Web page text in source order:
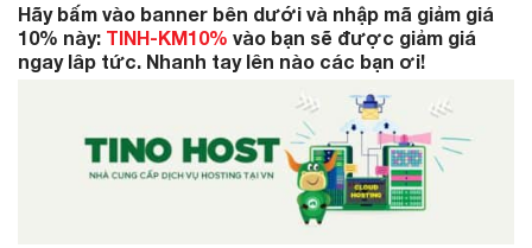
Hãy bấm vào banner bên dưới và nhập mã giảm giá
10% này: TINH-KM10% vào bạn sẽ được giảm giá
ngay lâp tức. Nhanh tay lên nào các bạn ơi!